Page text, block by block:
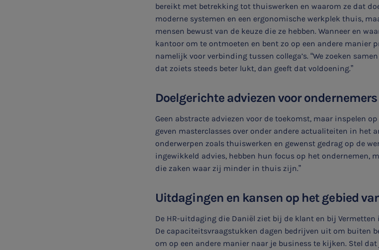
Aanmelden topic-
bereikt met betrekking tot thuiswerken en waarom ze dat
moderne systemen en een ergonomische werkplek thuis,
mensen bewust van de keuze die ze hebben. Wanneer en
kantoor om te ontmoeten en bent zo op een andere manier
namelijk voor verbinding tussen collega’s. “We zoeken
dat zoiets steeds beter lukt, dan geeft dat voldoening.”
Doelgerichte adviezen voor
Geen abstracte adviezen voor de toekomst, maar inspelen
geven masterclasses over onder andere actualiteiten in het
onderwerpen zoals thuiswerken en gewenst gedrag op de
ingewikkeld advies, hebben hun focus op het ondernemen,
die zaken waar zij minder in thuis zijn.”
Uitdagingen en kansen op het gebied
De HR-uitdaging die Daniël ziet bij de klant en bij
De capaciteitsvraagstukken dagen bedrijven uit om buiten
om op een andere manier naar je business te kijken. Stel